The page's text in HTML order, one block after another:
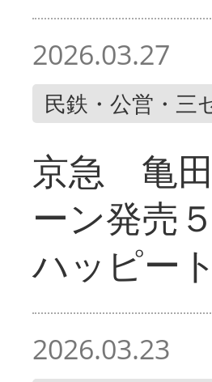
2026.03.27
民鉄・公営・三
京急 亀
ーン発売
ハッピー
2026.03.23